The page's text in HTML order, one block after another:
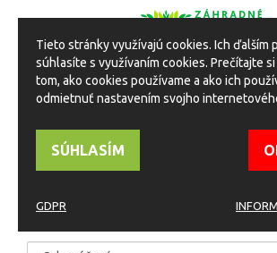
Toggle
navigation
ESHOP
OSTATNÉ
Tieto stránky využívajú cookies. Ich ďalším
súhlasíte s využívaním cookies. Prečítajte
tom, ako cookies používame a ako ich
odmietnuť nastavením svojho
SÚHLASÍM
GDPR